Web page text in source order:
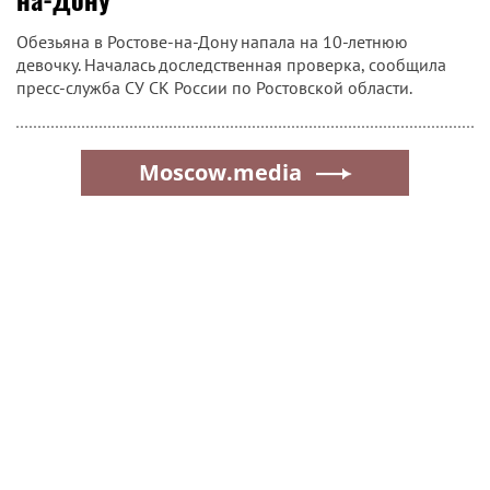
Обезьяна в Ростове-на-Дону напала на 10-летнюю
девочку. Началась доследственная проверка, сообщила
пресс-служба СУ СК России по Ростовской области.
Moscow.media